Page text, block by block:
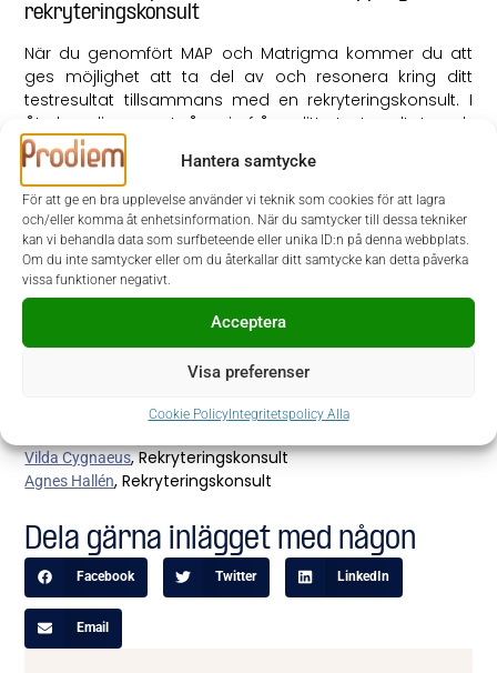
Hantera samtycke
För att ge en bra upplevelse använder vi teknik som cookies för att lagra
och/eller komma åt enhetsinformation. När du samtycker till dessa tekniker
kan vi behandla data som surfbeteende eller unika ID:n på denna webbplats.
Om du inte samtycker eller om du återkallar ditt samtycke kan detta påverka
vissa funktioner negativt.
Acceptera
Visa preferenser
Cookie PolicyIntegritetspolicy Alla
rekryteringskonsult
När du genomfört MAP och Matrigma kommer du att
ges möjlighet att ta del av och resonera kring ditt
testresultat tillsammans med en rekryteringskonsult. I
återkopplingen utgår vi från ditt testresultat och
kommer även be om exempel på hur du agerar i olika
arbetssituationer. Inför återkopplingen rekommenderar
vi dig att reflektera och se över ditt testresultat. Känner
du igen dig i resultatet eller är det något som sticker ut?
Sammanfattningsvis är testerna en del av den totala
bedömningsprocessen samt ett verktyg för att fatta
objektiva och välgrundade beslut. Vi är intresserade av
förutsättningar att prestera i din framtida roll. Vi hoppas
kan förbereda dig inför nästa steg i din
Vilda Cygnaeus, Rekryteringskonsult
Agnes Hallén, Rekryteringskonsult
Dela gärna inlägget med någon
Facebook Twitter LinkedIn
Email